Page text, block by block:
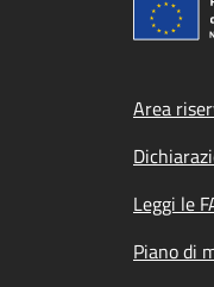
Area
Leggi le
Piano di